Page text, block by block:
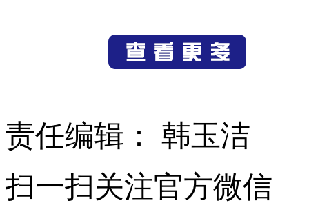
责任编辑： 韩玉洁
扫一扫关注官方微信